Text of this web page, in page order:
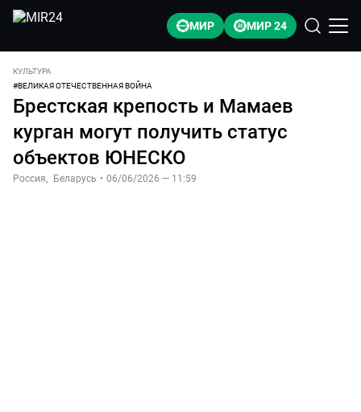
МИР МИР 24
КУЛЬТУРА
#ВЕЛИКАЯ ОТЕЧЕСТВЕННАЯ ВОЙНА
Брестская крепость и Мамаев
курган могут получить статус
объектов ЮНЕСКО
Россия, Беларусь • 06/06/2026 — 11:59